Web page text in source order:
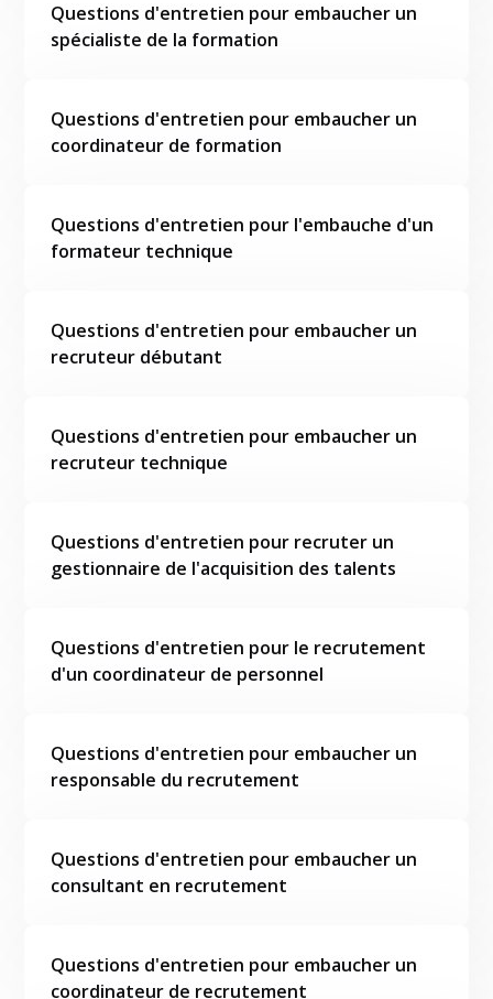
Questions d'entretien pour embaucher un
spécialiste de la formation
Questions d'entretien pour embaucher un
coordinateur de formation
Questions d'entretien pour l'embauche d'un
formateur technique
Questions d'entretien pour embaucher un
recruteur débutant
Questions d'entretien pour embaucher un
recruteur technique
Questions d'entretien pour recruter un
gestionnaire de l'acquisition des talents
Questions d'entretien pour le recrutement
d'un coordinateur de personnel
Questions d'entretien pour embaucher un
responsable du recrutement
Questions d'entretien pour embaucher un
consultant en recrutement
Questions d'entretien pour embaucher un
coordinateur de recrutement